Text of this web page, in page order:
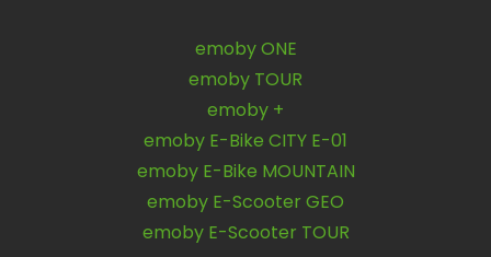
emoby ONE
emoby TOUR
emoby +
emoby E-Bike CITY E-01
emoby E-Bike MOUNTAIN
emoby E-Scooter GEO
emoby E-Scooter TOUR